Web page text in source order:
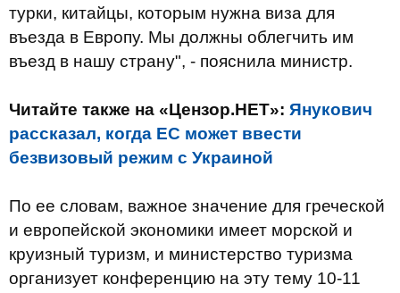
турки, китайцы, которым нужна виза для
въезда в Европу. Мы должны облегчить им
въезд в нашу страну", - пояснила министр.
Читайте также на «Цензор.НЕТ»: Янукович
рассказал, когда ЕС может ввести
безвизовый режим с Украиной
По ее словам, важное значение для греческой
и европейской экономики имеет морской и
круизный туризм, и министерство туризма
организует конференцию на эту тему 10-11